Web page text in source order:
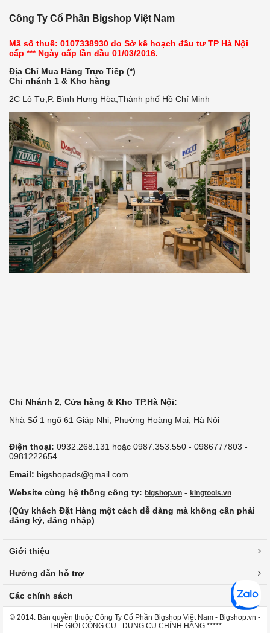
Công Ty Cổ Phần Bigshop Việt Nam
Mã số thuế: 0107338930 do Sở kế hoạch đầu tư TP Hà Nội
cấp *** Ngày cấp lần đầu 01/03/2016.
Địa Chỉ Mua Hàng Trực Tiếp (*)
Chi nhánh 1 & Kho hàng
2C Lô Tư,P. Bình Hưng Hòa,Thành phố Hồ Chí Minh
Chi Nhánh 2, Cửa hàng & Kho TP.Hà Nội:
Nhà Số 1 ngõ 61 Giáp Nhị, Phường Hoàng Mai, Hà Nội
Điện thoại: 0932.268.131 hoặc 0987.353.550 - 0986777803 -
0981222654
Email: bigshopads@gmail.com
Website cùng hệ thống công ty: bigshop.vn - kingtools.vn
(Qúy khách Đặt Hàng một cách dễ dàng mà không cần phải
đăng ký, đăng nhập)
Giới thiệu
Hướng dẫn hỗ trợ
Các chính sách
© 2014: Bản quyền thuộc Công Ty Cổ Phần Bigshop Việt Nam - Bigshop.vn -
THẾ GIỚI CÔNG CỤ - DỤNG CỤ CHÍNH HÃNG *****